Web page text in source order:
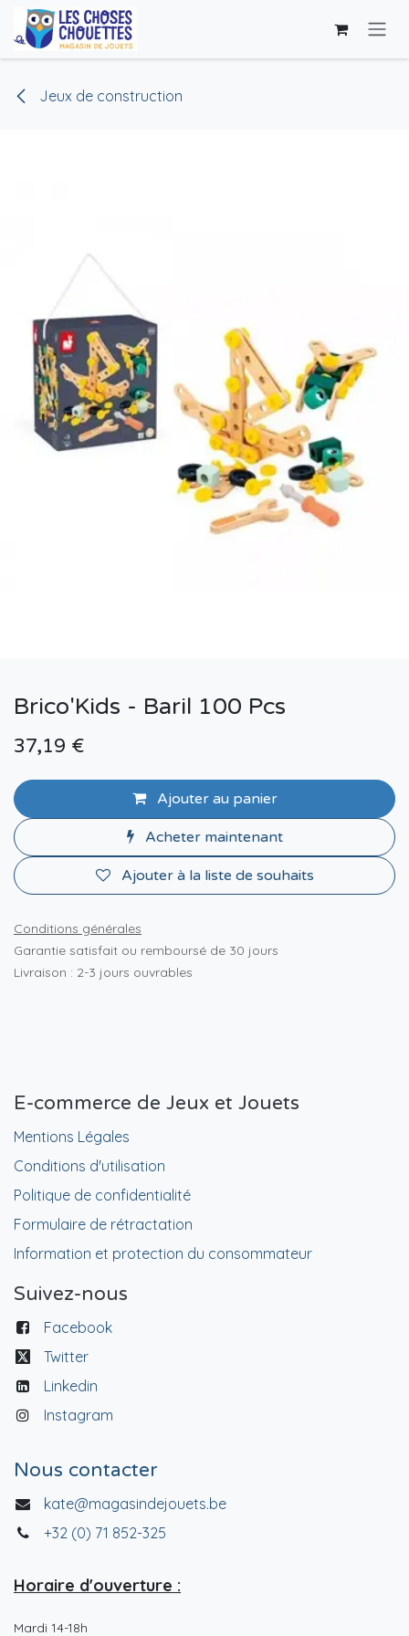
Se rendre au contenu
Jeux de construction
Brico'Kids - Baril 100 Pcs
37,19 €
Ajouter au panier
Acheter maintenant
Ajouter à la liste de souhaits
Conditions générales
Garantie satisfait ou remboursé de 30 jours
Livraison : 2-3 jours ouvrables
E-commerce de Jeux et Jouets
Mentions Légales
Conditions d'utilisation
Politique de confidentialité
Formulaire de rétractation
Information et protection du consommateur
Suivez-nous
Facebook
Twitter
Linkedin
Instagram
Nous contacter
kate@magasindejouets.be
+32 (0) 71 852-325
Horaire d'ouverture :
Mardi 14-18h